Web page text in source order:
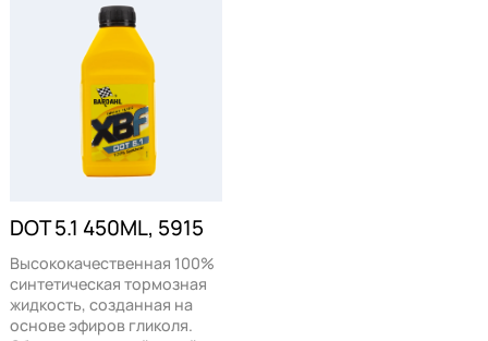
Совместимость с
тормозными
жидкостями и
тормозными
системами
Bardahl DOT 4 совместима с большинством
других тормозных жидкостей, включая:
DOT 5.1 450ML, 5915
Высококачественная 100%
синтетическая тормозная
жидкость, созданная на
основе эфиров гликоля.